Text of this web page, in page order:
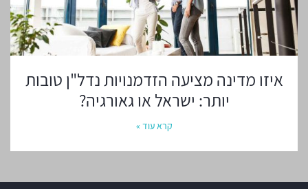
איזו מדינה מציעה הזדמנויות נדל"ן טובות
יותר: ישראל או גאורגיה?
קרא עוד »